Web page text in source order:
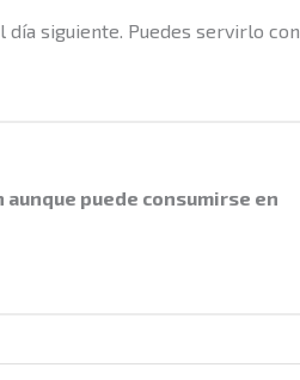
día siguiente. Puedes servirlo con
puede consumirse en